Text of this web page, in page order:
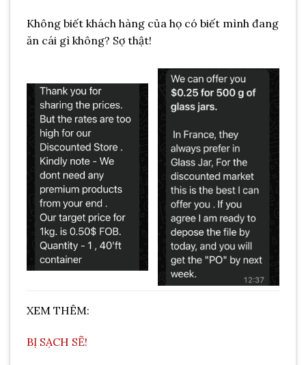
Không biết khách hàng của họ có biết mình đang
ăn cái gì không? Sợ thật!
XEM THÊM:
BỊ SẠCH SẼ!